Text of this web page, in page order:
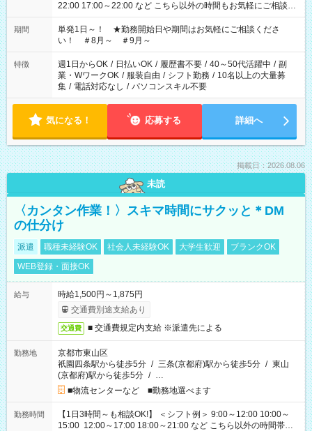
22:00 17:00～22:00 など こちら以外の時間もお気軽にご相談く
ださい！
期間
単発1日～！ ★勤務開始日や期間はお気軽にご相談くださ
い！ ＃8月～ ＃9月～
特徴 週1日からOK / 日払いOK / 履歴書不要 / 40～50代活躍中 / 副
業・WワークOK / 服装自由 / シフト勤務 / 10名以上の大量募
集 / 電話対応なし / パソコンスキル不要
気になる！ 応募する 詳細へ
掲載日：2026.08.06
未読
〈カンタン作業！〉スキマ時間にサクッと＊DM
の仕分け
派遣 職種未経験OK 社会人未経験OK 大学生歓迎
ブランクOK
WEB登録・面接OK
給与
時給1,500円～1,875円
交通費別途支給あり
交通費 ■ 交通費規定内支給 ※派遣先による
勤務地
京都市東山区
祇園四条駅から徒歩5分 / 三条(京都府)駅から徒歩5分 / 東山
(京都府)駅から徒歩5分 / …
■物流センターなど ■勤務地選べます
勤務時間
【1日3時間～も相談OK!】 ＜シフト例＞ 9:00～12:00 10:00～
15:00 12:00～17:00 18:00～21:00 など こちら以外の時間帯も